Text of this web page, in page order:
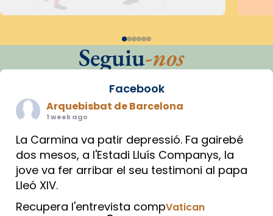
Seguiu-nos
Facebook
Arquebisbat de Barcelona
1 week ago
La Carmina va patir depressió. Fa gairebé
dos mesos, a l'Estadi Lluís Companys, la
jove va fer arribar el seu testimoni al papa
Lleó XIV.
Recupera l'entrevista compVatican